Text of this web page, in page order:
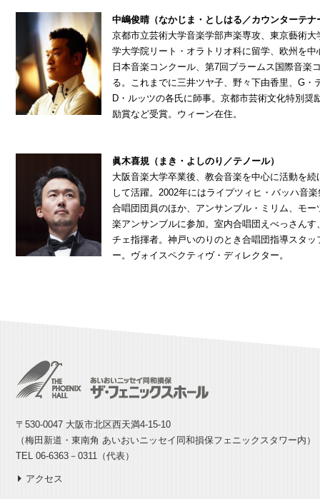
中嶋俊晴（なかじま・としはる／カウンターテナ
京都市立芸術大学音楽学部声楽専攻、東京藝術
学大学院リート・オラトリオ科に留学、欧州を
日本音楽コンクール、第7回ブラームス国際音楽
る。これまでに三井ツヤ子、野々下由香里、G
D・ルッツの各氏に師事。京都市芸術文化特別
励賞など受賞。ウィーン在住。
眞木喜規（まき・よしのり／テノール）
大阪音楽大学卒業後、教会音楽を中心に活動を
して活躍。2002年にはライプツィヒ・バッハ音
合唱団団員のほか、アンサンブル・ミリム、モ
楽アンサンブルに参加。室内合唱団えべっさん
チェ指揮者。神戸いのりのとき合唱団指導スタ
ー。ヴォイスペクティヴ・ディレクター。
〒530-0047 大阪市北区西天満4-15-10
（梅田新道・東南角 あいおいニッセイ同和損保フェニックスタワー内）
TEL 06-6363－0311（代表）
アクセス